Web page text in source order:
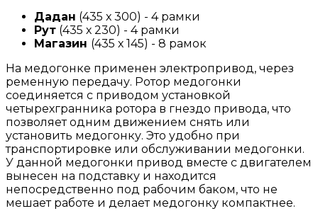
Дадан (435 х 300) - 4 рамки
Рут (435 х 230) - 4 рамки
Магазин (435 х 145) - 8 рамок
На медогонке применен электропривод, через
ременную передачу. Ротор медогонки
соединяется с приводом установкой
четырехгранника ротора в гнездо привода, что
позволяет одним движением снять или
установить медогонку. Это удобно при
транспортировке или обслуживании медогонки.
У данной медогонки привод вместе с двигателем
вынесен на подставку и находится
непосредственно под рабочим баком, что не
мешает работе и делает медогонку компактнее.